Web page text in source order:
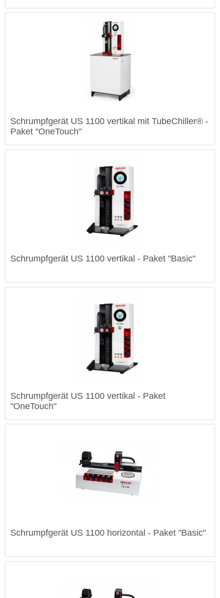
Schrumpfgerät US 1100 vertikal mit TubeChiller® -
Paket "OneTouch"
Schrumpfgerät US 1100 vertikal - Paket "Basic"
Schrumpfgerät US 1100 vertikal - Paket
"OneTouch"
Schrumpfgerät US 1100 horizontal - Paket "Basic"